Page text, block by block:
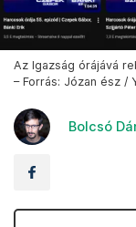
Az Igazság órájává
– Forrás: Józan ész /
Bolcsó